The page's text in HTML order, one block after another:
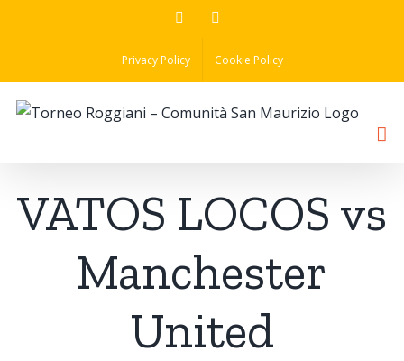
Facebook
Privacy Policy Cookie Policy
VATOS LOCOS vs
Manchester
United